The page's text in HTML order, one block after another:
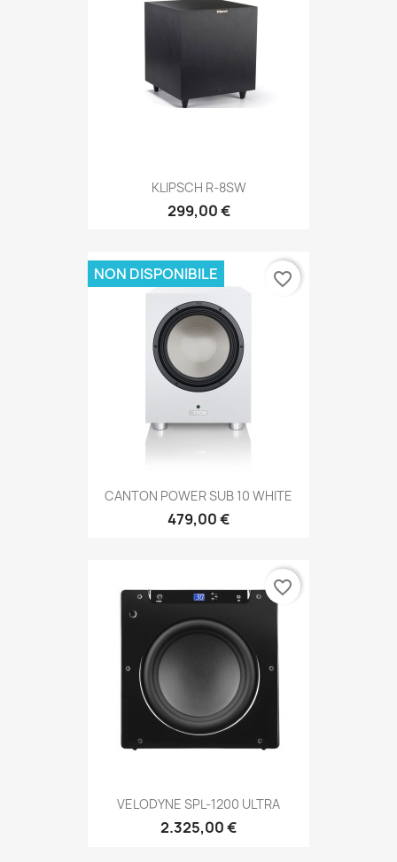
KLIPSCH R-8SW
299,00 €
CANTON POWER SUB 10 WHITE
479,00 €
NON DISPONIBILE favorite_border
VELODYNE SPL-1200 ULTRA
2.325,00 €
favorite_border